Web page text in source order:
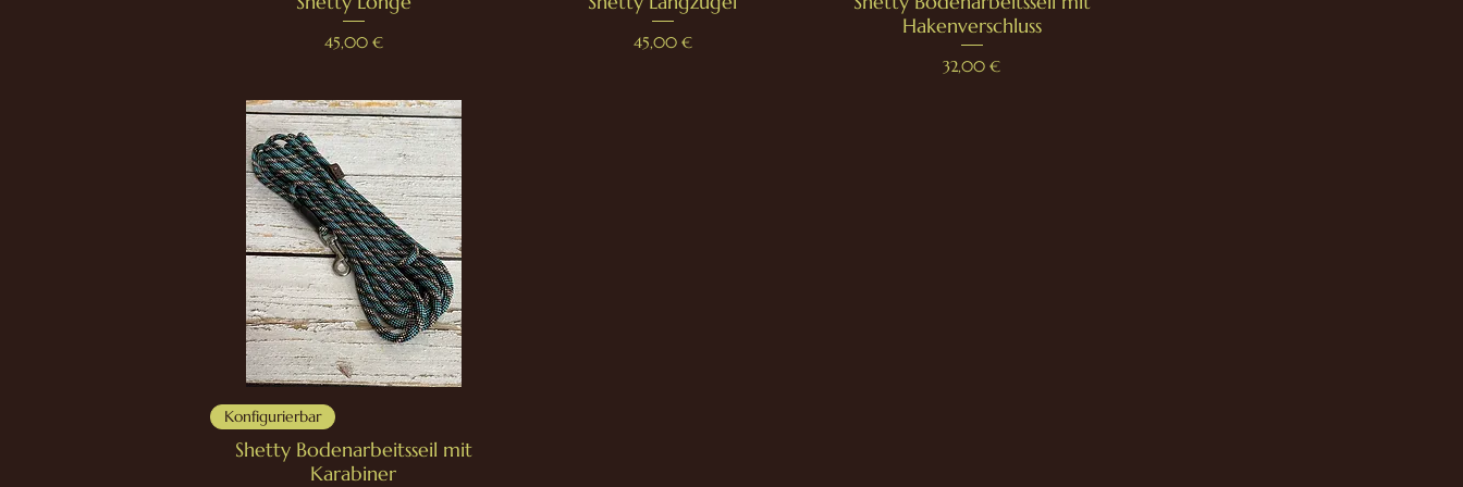
Preis
45,00 € Preis
45,00 €
Hakenverschluss
Preis
32,00 €
Konfigurierbar
Shetty Bodenarbeitsseil mit
Karabiner